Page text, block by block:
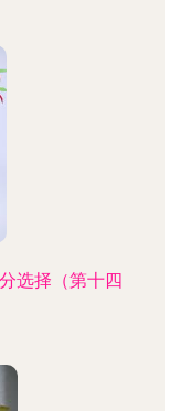
选择（第十四